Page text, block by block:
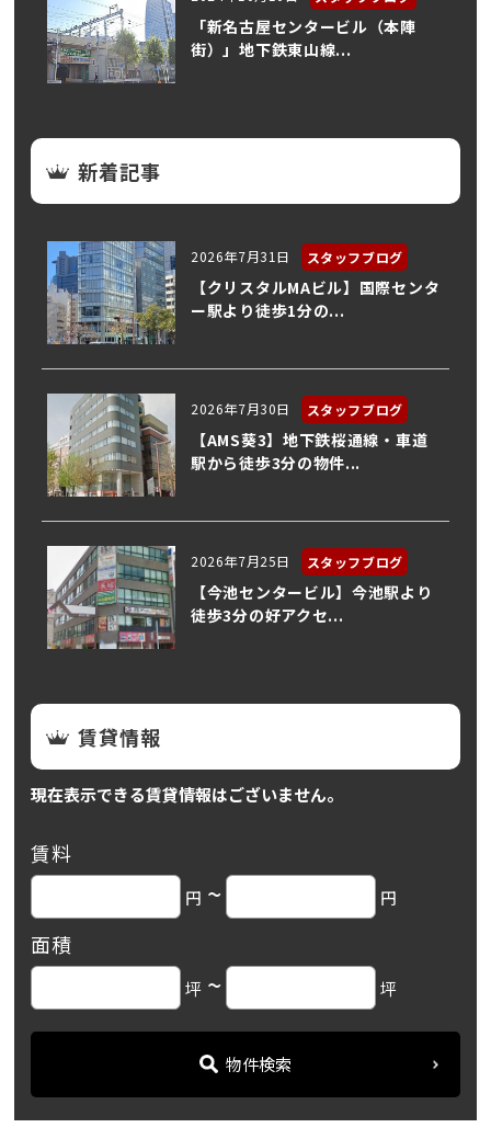
「新名古屋センタービル（本陣
街）」地下鉄東山線...
新着記事
2026年7月31日 スタッフブログ
【クリスタルMAビル】国際センタ
ー駅より徒歩1分の...
2026年7月30日 スタッフブログ
【AMS葵3】地下鉄桜通線・車道
駅から徒歩3分の物件...
2026年7月25日 スタッフブログ
【今池センタービル】今池駅より
徒歩3分の好アクセ...
賃貸情報
現在表示できる賃貸情報はございません。
賃料
円 ~ 円
面積
坪 ~ 坪
物件検索